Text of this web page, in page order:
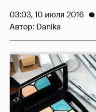
03:03, 10 июля 2016
Автор: Danika